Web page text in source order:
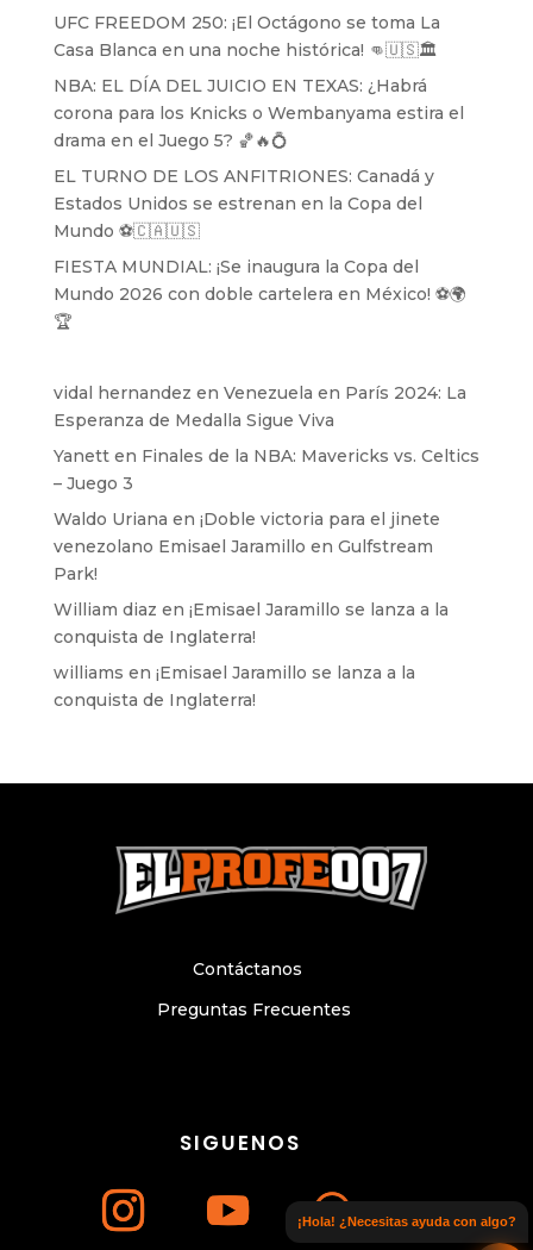
UFC FREEDOM 250: ¡El Octágono se toma La
Casa Blanca en una noche histórica! 👊🇺🇸🏛️
NBA: EL DÍA DEL JUICIO EN TEXAS: ¿Habrá
corona para los Knicks o Wembanyama estira el
drama en el Juego 5? 🏀🔥💍
EL TURNO DE LOS ANFITRIONES: Canadá y
Estados Unidos se estrenan en la Copa del
Mundo ⚽️🇨🇦🇺🇸
FIESTA MUNDIAL: ¡Se inaugura la Copa del
Mundo 2026 con doble cartelera en México! ⚽️🌍
🏆
vidal hernandez en Venezuela en París 2024: La
Esperanza de Medalla Sigue Viva
Yanetten Finales de la NBA: Mavericks vs. Celtics
– Juego 3
Waldo Uriana en ¡Doble victoria para el jinete
venezolano Emisael Jaramillo en Gulfstream
Park!
William diaz en ¡Emisael Jaramillo se lanza a la
conquista de Inglaterra!
williams en ¡Emisael Jaramillo se lanza a la
conquista de Inglaterra!
SIGUENOS
Preguntas Frecuentes
Contáctanos
¡Hola! ¿Necesitas ayuda con algo?